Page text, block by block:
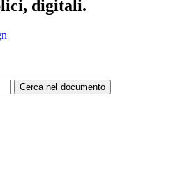
digitali.
Cerca nel documento